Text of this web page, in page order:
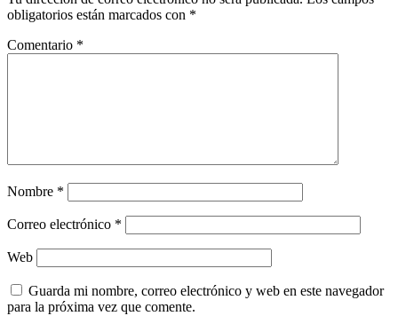
obligatorios están marcados con *
Comentario *
Nombre *
Correo electrónico *
Web
Guarda mi nombre, correo electrónico y web en este navegador
para la próxima vez que comente.